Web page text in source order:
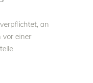
an
vor einer